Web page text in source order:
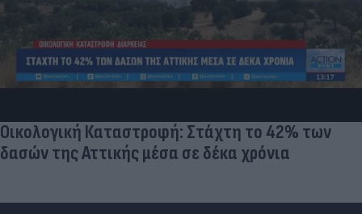
Οικολογική Καταστροφή: Στάχτη το 42% των
δασών της Αττικής μέσα σε δέκα χρόνια